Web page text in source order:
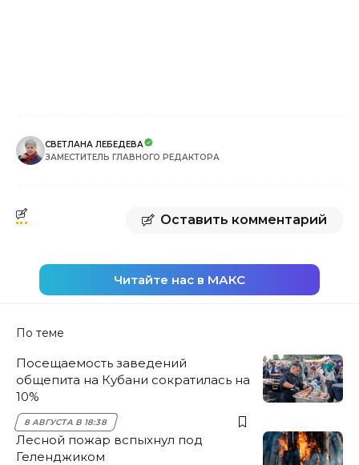
СВЕТЛАНА ЛЕБЕДЕВА
ЗАМЕСТИТЕЛЬ ГЛАВНОГО РЕДАКТОРА
Оставить комментарий
Читайте нас в МАКС
По теме
Посещаемость заведений
общепита на Кубани сократилась на
10%
8 АВГУСТА В 18:38
Лесной пожар вспыхнул под
Геленджиком